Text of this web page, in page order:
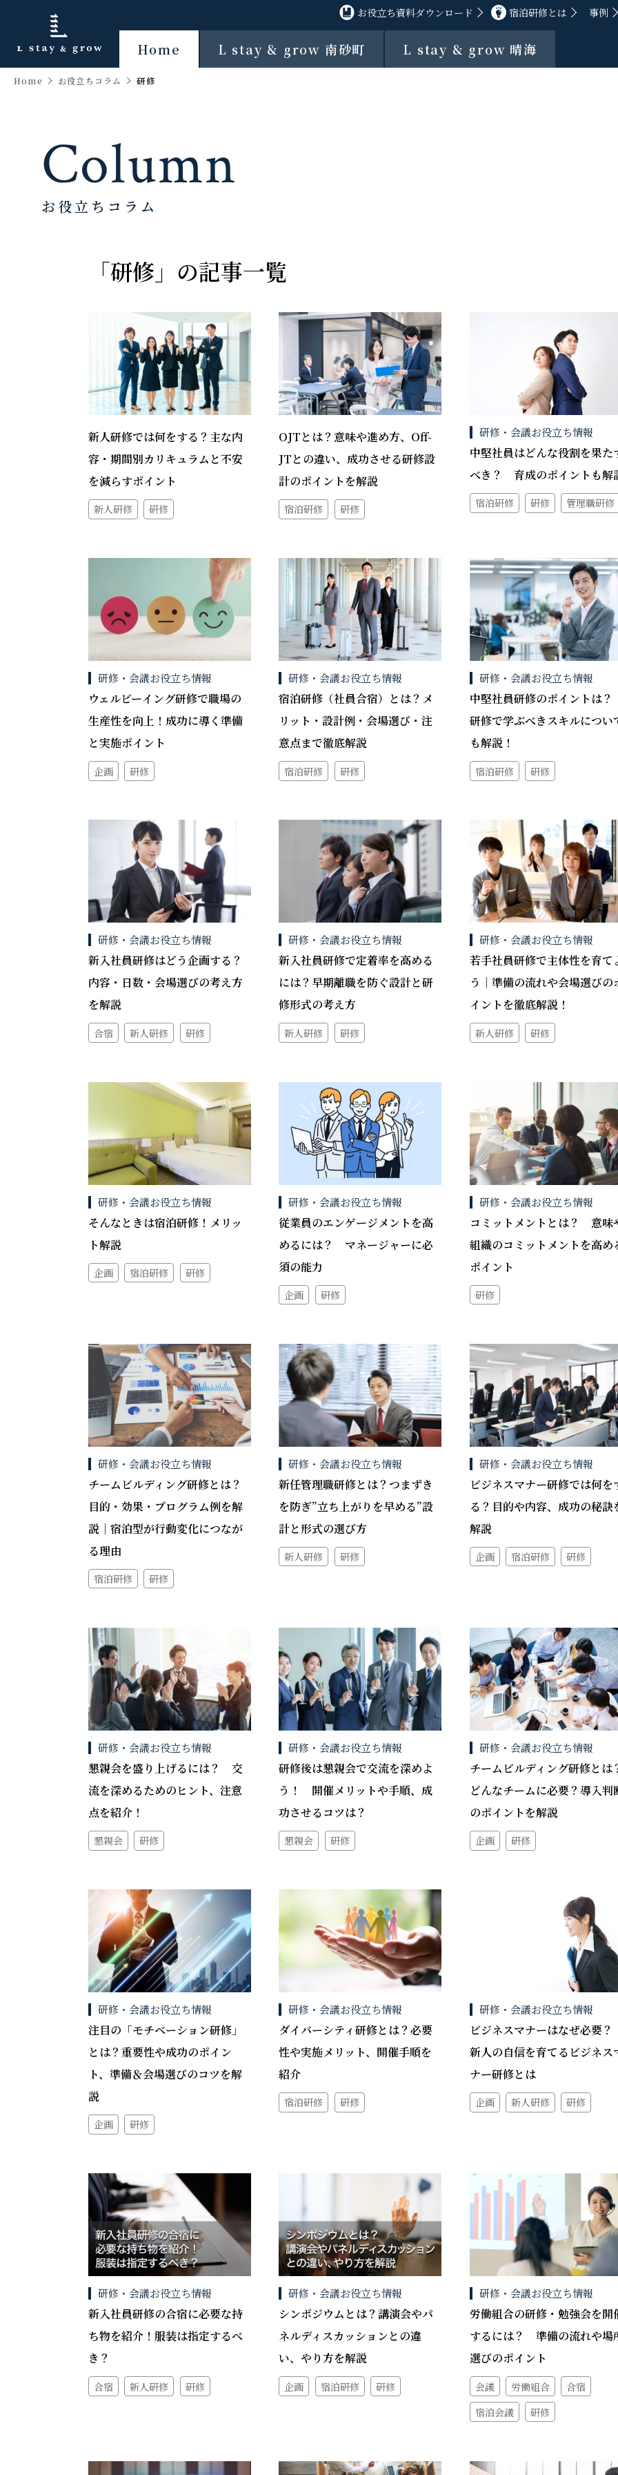
お役立ち資料ダウンロード 宿泊研修とは 事例
Home L stay & grow 南砂町 L stay & grow 晴海
Home お役立ちコラム 研修
Column
お役立ちコラム
「研修」の記事一覧
新人研修では何をする？主な内
容・期間別カリキュラムと不安
を減らすポイント
新人研修 研修
OJTとは？意味や進め方、Off-
JTとの違い、成功させる研修設
計のポイントを解説
宿泊研修 研修
研修・会議お役立ち情報
中堅社員はどんな役割を果た
べき？ 育成のポイントも解
宿泊研修 研修 管理職研修
研修・会議お役立ち情報
ウェルビーイング研修で職場の
生産性を向上！成功に導く準備
と実施ポイント
企画 研修
研修・会議お役立ち情報
宿泊研修（社員合宿）とは？メ
リット・設計例・会場選び・注
意点まで徹底解説
宿泊研修 研修
研修・会議お役立ち情報
中堅社員研修のポイントは
研修で学ぶべきスキルについ
も解説！
宿泊研修 研修
研修・会議お役立ち情報
新入社員研修はどう企画する？
内容・日数・会場選びの考え方
を解説
合宿 新人研修 研修
研修・会議お役立ち情報
新入社員研修で定着率を高める
には？早期離職を防ぐ設計と研
修形式の考え方
新人研修 研修
研修・会議お役立ち情報
若手社員研修で主体性を育て
う｜準備の流れや会場選びの
イントを徹底解説！
新人研修 研修
研修・会議お役立ち情報
そんなときは宿泊研修！メリッ
ト解説
企画 宿泊研修 研修
研修・会議お役立ち情報
従業員のエンゲージメントを高
めるには？ マネージャーに必
須の能力
企画 研修
研修・会議お役立ち情報
コミットメントとは？ 意味
組織のコミットメントを高め
ポイント
研修
研修・会議お役立ち情報
チームビルディング研修とは？
目的・効果・プログラム例を解
説｜宿泊型が行動変化につなが
る理由
宿泊研修 研修
研修・会議お役立ち情報
新任管理職研修とは？つまずき
を防ぎ”立ち上がりを早める”設
計と形式の選び方
新人研修 研修
研修・会議お役立ち情報
ビジネスマナー研修では何を
る？目的や内容、成功の秘訣
解説
企画 宿泊研修 研修
研修・会議お役立ち情報
懇親会を盛り上げるには？ 交
流を深めるためのヒント、注意
点を紹介！
懇親会 研修
研修・会議お役立ち情報
研修後は懇親会で交流を深めよ
う！ 開催メリットや手順、成
功させるコツは？
懇親会 研修
研修・会議お役立ち情報
チームビルディング研修とは
どんなチームに必要？導入判
のポイントを解説
企画 研修
研修・会議お役立ち情報
注目の「モチベーション研修」
とは？重要性や成功のポイン
ト、準備＆会場選びのコツを解
説
企画 研修
研修・会議お役立ち情報
ダイバーシティ研修とは？必要
性や実施メリット、開催手順を
紹介
宿泊研修 研修
研修・会議お役立ち情報
ビジネスマナーはなぜ必要
新人の自信を育てるビジネス
ナー研修とは
企画 新人研修 研修
研修・会議お役立ち情報
新入社員研修の合宿に必要な持
ち物を紹介！服装は指定するべ
き？
合宿 新人研修 研修
研修・会議お役立ち情報
シンポジウムとは？講演会やパ
ネルディスカッションとの違
い、やり方を解説
企画 宿泊研修 研修
研修・会議お役立ち情報
労働組合の研修・勉強会を開
するには？ 準備の流れや場
選びのポイント
会議 労働組合
合宿
宿泊会議
研修